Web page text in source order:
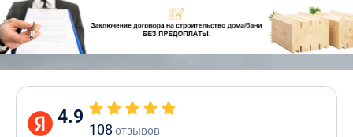
4.9
108 отзывов